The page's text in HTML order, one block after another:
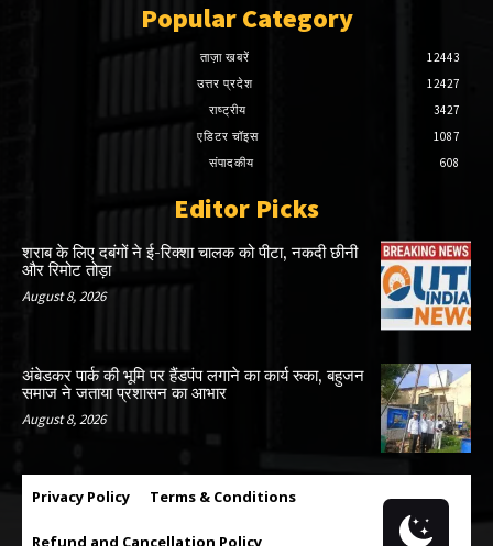
Popular Category
ताज़ा खबरें
12443
उत्तर प्रदेश
12427
राष्ट्रीय
3427
एडिटर चॉइस
1087
संपादकीय
608
Editor Picks
शराब के लिए दबंगों ने ई-रिक्शा चालक को पीटा, नकदी छीनी
और रिमोट तोड़ा
August 8, 2026
अंबेडकर पार्क की भूमि पर हैंडपंप लगाने का कार्य रुका, बहुजन
समाज ने जताया प्रशासन का आभार
August 8, 2026
Privacy Policy Terms & Conditions
Refund and Cancellation Policy